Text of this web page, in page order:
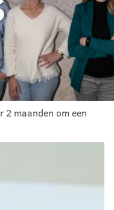
2 maanden om een